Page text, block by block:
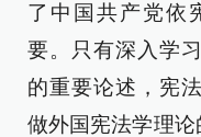
了中国共产党依
要。只有深入学
的重要论述，宪
做外国宪法学理论